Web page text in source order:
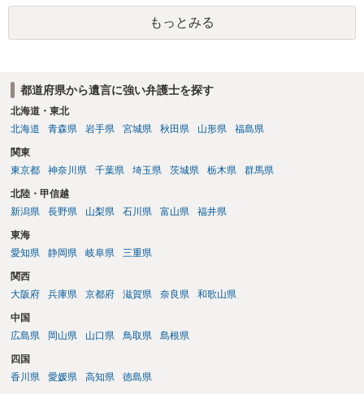
もっとみる
都道府県から遺言に強い弁護士を探す
北海道・東北
北海道
青森県 岩手県 宮城県 秋田県 山形県 福島県
関東
東京都
神奈川県 千葉県 埼玉県 茨城県 栃木県 群馬県
北陸・甲信越
新潟県
長野県 山梨県 石川県 富山県 福井県
東海
愛知県
静岡県 岐阜県 三重県
関西
大阪府
兵庫県 京都府 滋賀県 奈良県 和歌山県
中国
広島県
岡山県 山口県 鳥取県 島根県
四国
香川県
愛媛県 高知県 徳島県